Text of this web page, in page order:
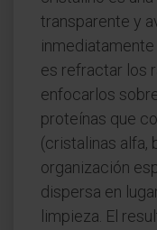
transparente y
inmediatamente
es refractar los
enfocarlos
proteínas que
(cristalinas alfa,
organización
dispersa en
limpieza. El